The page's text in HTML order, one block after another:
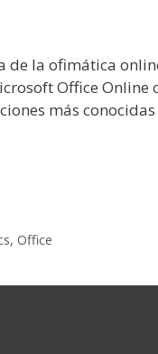
de la ofimática
Office Online
más
,Office